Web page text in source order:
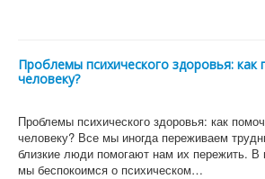
Проблемы психического здоровья: как
человеку?
Проблемы психического здоровья: как
человеку? Все мы иногда переживаем
близкие люди помогают нам их пережить. В
мы беспокоимся о психическом…